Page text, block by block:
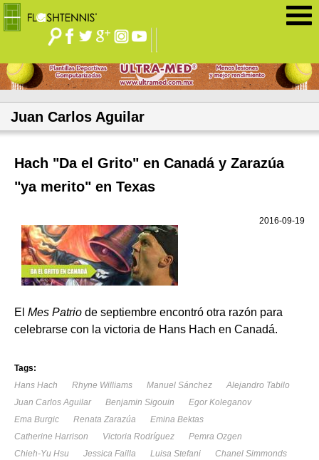
Juan Carlos Aguilar
Hach "Da el Grito" en Canadá y Zarazúa
"ya merito" en Texas
2016-09-19
El Mes Patrio de septiembre encontró otra razón para
celebrarse con la victoria de Hans Hach en Canadá.
Tags:
Hans Hach
Rhyne Williams Manuel Sánchez
Alejandro Tabilo
Juan Carlos Aguilar
Benjamin Sigouin
Egor Koleganov
Ema Burgic
Renata Zarazúa
Emina Bektas
Catherine Harrison
Victoria Rodríguez
Pemra Ozgen
Chieh-Yu Hsu
Jessica Failla Luisa Stefani
Chanel Simmonds